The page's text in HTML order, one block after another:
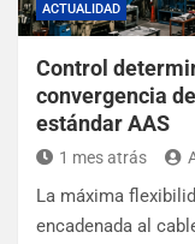
ACTUALIDAD
Control
convergencia
estándar AAS
1 mes atrás
La máxima
encadenada al